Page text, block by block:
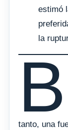
estimó
la
B
tanto, una